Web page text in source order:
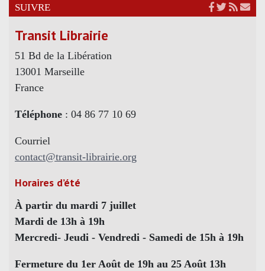
SUIVRE
Transit Librairie
51 Bd de la Libération
13001 Marseille
France
Téléphone : 04 86 77 10 69
Courriel
contact@transit-librairie.org
Horaires d’été
À partir du mardi 7 juillet
Mardi de 13h à 19h
Mercredi- Jeudi - Vendredi - Samedi de 15h à 19h
Fermeture du 1er Août de 19h au 25 Août 13h